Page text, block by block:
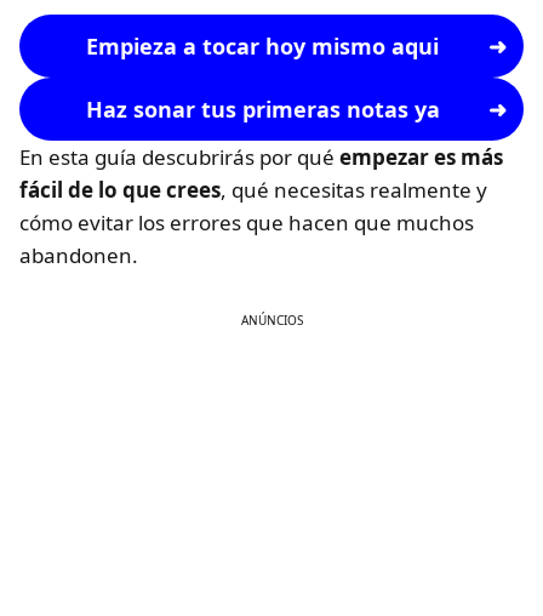
Empieza a tocar hoy mismo aqui
Haz sonar tus primeras notas ya
En esta guía descubrirás por qué empezar es más
fácil de lo que crees, qué necesitas realmente y
cómo evitar los errores que hacen que muchos
abandonen.
ANÚNCIOS